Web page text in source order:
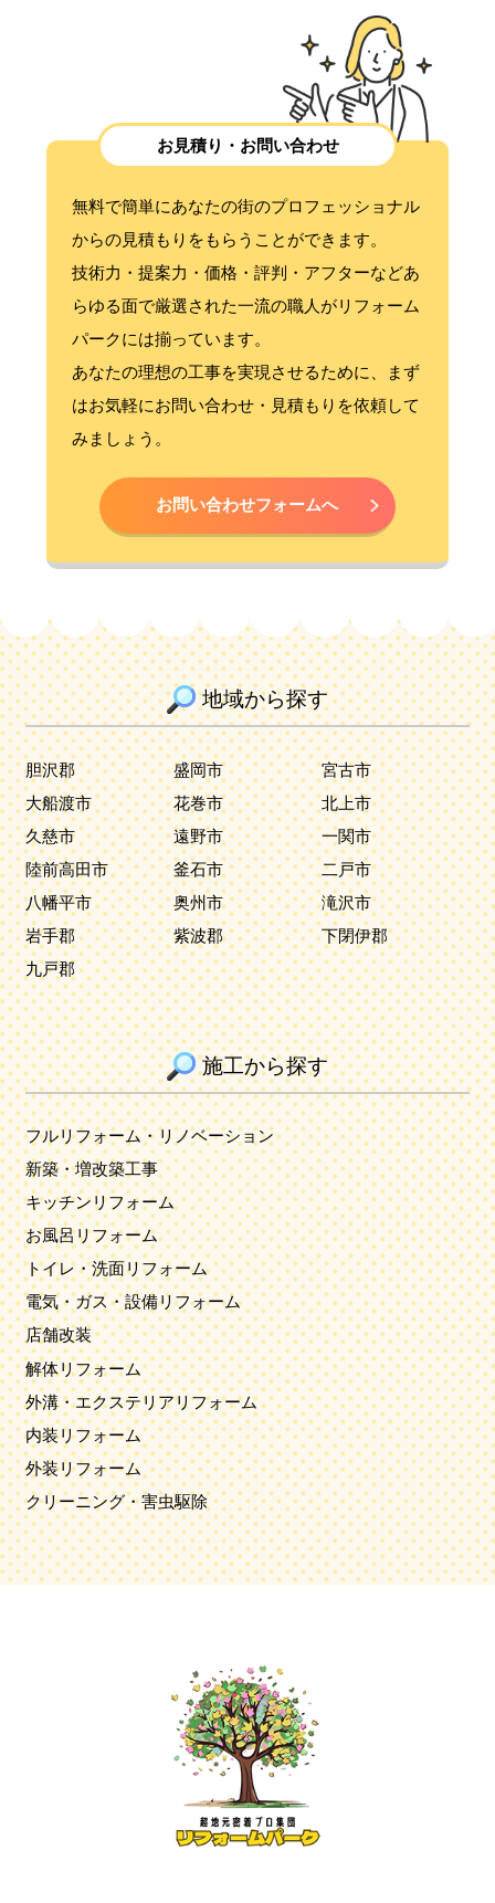
お見積り・お問い合わせ
無料で簡単にあなたの街のプロフェッショナル
からの見積もりをもらうことができます。
技術力・提案力・価格・評判・アフターなどあ
らゆる面で厳選された一流の職人がリフォーム
パークには揃っています。
あなたの理想の工事を実現させるために、まず
はお気軽にお問い合わせ・見積もりを依頼して
みましょう。
お問い合わせフォームへ
地域から探す
胆沢郡 盛岡市
宮古市
大船渡市
花巻市
北上市
久慈市
遠野市
一関市
陸前高田市
釜石市
二戸市
八幡平市
奥州市
滝沢市
岩手郡
紫波郡
下閉伊郡
九戸郡
施工から探す
フルリフォーム・リノベーション
新築・増改築工事
キッチンリフォーム
お風呂リフォーム
トイレ・洗面リフォーム
電気・ガス・設備リフォーム
店舗改装
解体リフォーム
外溝・エクステリアリフォーム
内装リフォーム
外装リフォーム
クリーニング・害虫駆除